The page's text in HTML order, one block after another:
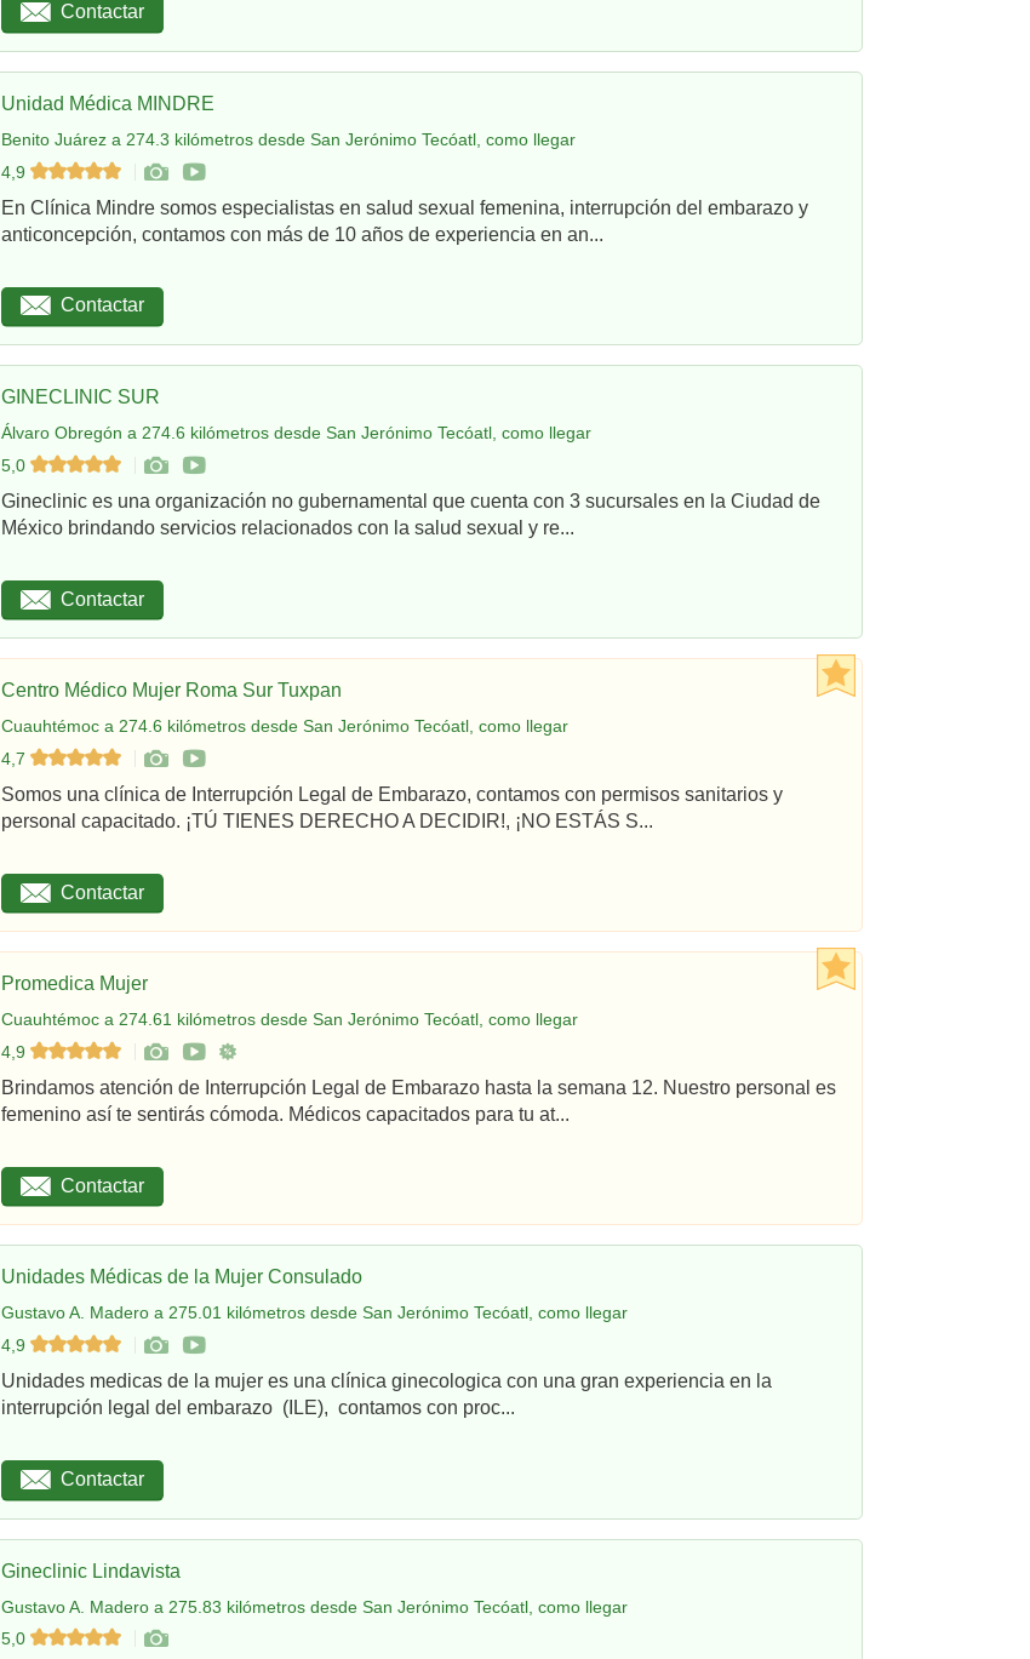
Contactar
Unidad Médica MINDRE
Benito Juárez a 274.3 kilómetros desde San Jerónimo Tecóatl, como llegar
4,9
En Clínica Mindre somos especialistas en salud sexual femenina, interrupción del embarazo y
anticoncepción, contamos con más de 10 años de experiencia en an...
Contactar
GINECLINIC SUR
Álvaro Obregón a 274.6 kilómetros desde San Jerónimo Tecóatl, como llegar
5,0
Gineclinic es una organización no gubernamental que cuenta con 3 sucursales en la Ciudad de
México brindando servicios relacionados con la salud sexual y re...
Contactar
Centro Médico Mujer Roma Sur Tuxpan
Cuauhtémoc a 274.6 kilómetros desde San Jerónimo Tecóatl, como llegar
4,7
Somos una clínica de Interrupción Legal de Embarazo, contamos con permisos sanitarios y
personal capacitado. ¡TÚ TIENES DERECHO A DECIDIR!, ¡NO ESTÁS S...
Contactar
Promedica Mujer
Cuauhtémoc a 274.61 kilómetros desde San Jerónimo Tecóatl, como llegar
4,9
Brindamos atención de Interrupción Legal de Embarazo hasta la semana 12. Nuestro personal es
femenino así te sentirás cómoda. Médicos capacitados para tu at...
Contactar
Unidades Médicas de la Mujer Consulado
Gustavo A. Madero a 275.01 kilómetros desde San Jerónimo Tecóatl, como llegar
4,9
Unidades medicas de la mujer es una clínica ginecologica con una gran experiencia en la
interrupción legal del embarazo (ILE), contamos con proc...
Contactar
Gineclinic Lindavista
Gustavo A. Madero a 275.83 kilómetros desde San Jerónimo Tecóatl, como llegar
5,0